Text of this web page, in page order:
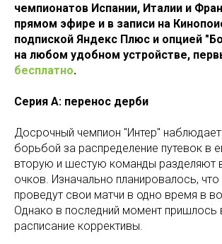
чемпионатов Испании, Италии и
прямом эфире и в записи на
подпиской Яндекс Плюс и опцией
на любом удобном устройстве,
бесплатно.
Серия А: перенос дерби
Досрочный чемпион "Интер"
борьбой за распределение путевок в
вторую и шестую команды разделяют
очков. Изначально планировалось, что
проведут свои матчи в одно время в
Однако в последний момент пришлось
расписание коррективы.